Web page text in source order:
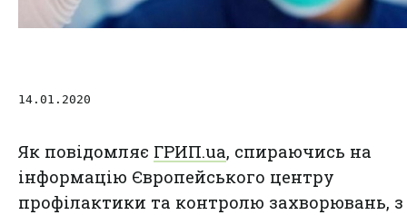
14.01.2020
Як повідомляє ГРИП.ua, спираючись на
інформацію Європейського центру
профілактики та контролю захворювань, з